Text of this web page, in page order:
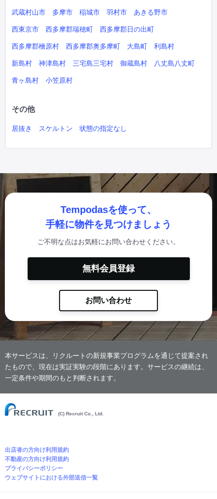
武蔵村山市 多摩市 稲城市 羽村市 あきる野市
西東京市 西多摩郡瑞穂町 西多摩郡日の出町
西多摩郡檜原村 西多摩郡奥多摩町 大島町 利島村
新島村 神津島村 三宅島三宅村 御蔵島村 八丈島八丈町
青ヶ島村 小笠原村
その他
居抜き スケルトン 状態の指定なし
Tempodasを使って、
手軽に物件を見つけましょう
ご不明な点はお気軽にお問い合わせください。
無料会員登録
お問い合わせ
本サービスは、リクルートの新規事業プログラムを通じて提案され
たもので、現在は実証実験の段階にあります。サービスの継続は、
一定条件や期間のもと判断されます。
(C) Recruit Co., Ltd.
出店者の方向け利用規約
不動産の方向け利用規約
プライバシーポリシー
ウェブサイトにおける外部送信一覧